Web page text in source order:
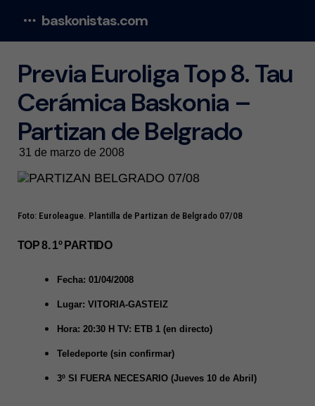
baskonistas.com
Previa Euroliga Top 8. Tau
Cerámica Baskonia –
Partizan de Belgrado
31 de marzo de 2008
Foto: Euroleague. Plantilla de Partizan de Belgrado 07/08
TOP 8. 1º PARTIDO
Fecha: 01/04/2008
Lugar: VITORIA-GASTEIZ
Hora: 20:30 H TV: ETB 1 (en directo)
Teledeporte (sin confirmar)
3º SI FUERA NECESARIO (Jueves 10 de Abril)